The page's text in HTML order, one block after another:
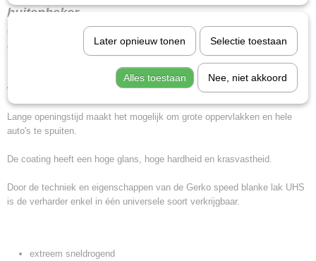
buitenbeker
Gerko speed blanke lak UHS is een blanke lak die gekwalificeerd is voor
extreem korte uithardingstijden.
Blanke lak kan al na 2 uur bij 20°C of na 5 minuten bij 60°C gepolijst
worden.
Lange openingstijd maakt het mogelijk om grote oppervlakken en hele
auto's te spuiten.
De coating heeft een hoge glans, hoge hardheid en krasvastheid.
Door de techniek en eigenschappen van de Gerko speed blanke lak UHS
is de verharder enkel in één universele soort verkrijgbaar.
extreem sneldrogend
Later opnieuw tonen Selectie toestaan
Alles toestaan Nee, niet akkoord